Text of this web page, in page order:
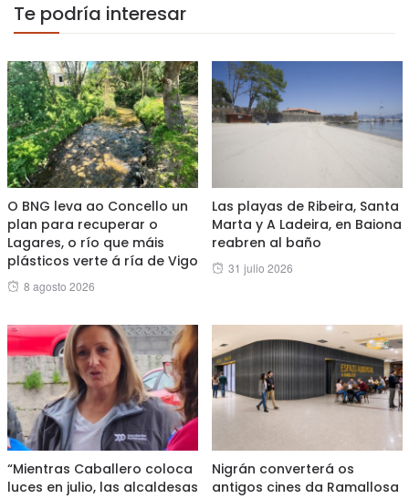
Te podría interesar
O BNG leva ao Concello un
plan para recuperar o
Lagares, o río que máis
plásticos verte á ría de Vigo
Posted
8 agosto 2026
Las playas de Ribeira, Santa
Marta y A Ladeira, en Baiona
reabren al baño
Posted
31 julio 2026
“Mientras Caballero coloca
luces en julio, las alcaldesas
Nigrán converterá os
antigos cines da Ramallosa